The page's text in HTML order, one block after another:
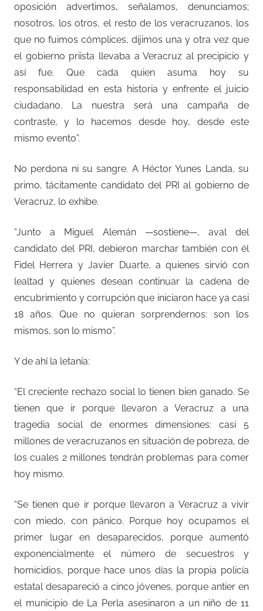
oposición advertimos, señalamos, denunciamos;
nosotros, los otros, el resto de los veracruzanos, los
que no fuimos cómplices, dijimos una y otra vez que
el gobierno priista llevaba a Veracruz al precipicio y
así fue. Que cada quien asuma hoy su
responsabilidad en esta historia y enfrente el juicio
ciudadano. La nuestra será una campaña de
contraste, y lo hacemos desde hoy, desde este
mismo evento”.
No perdona ni su sangre. A Héctor Yunes Landa, su
primo, tácitamente candidato del PRI al gobierno de
Veracruz, lo exhibe.
“Junto a Miguel Alemán —sostiene—, aval del
candidato del PRI, debieron marchar también con él
Fidel Herrera y Javier Duarte, a quienes sirvió con
lealtad y quienes desean continuar la cadena de
encubrimiento y corrupción que iniciaron hace ya casi
18 años. Que no quieran sorprendernos: son los
mismos, son lo mismo”.
Y de ahí la letanía:
“El creciente rechazo social lo tienen bien ganado. Se
tienen que ir porque llevaron a Veracruz a una
tragedia social de enormes dimensiones: casi 5
millones de veracruzanos en situación de pobreza, de
los cuales 2 millones tendrán problemas para comer
hoy mismo.
“Se tienen que ir porque llevaron a Veracruz a vivir
con miedo, con pánico. Porque hoy ocupamos el
primer lugar en desaparecidos, porque aumentó
exponencialmente el número de secuestros y
homicidios, porque hace unos días la propia policía
estatal desapareció a cinco jóvenes, porque antier en
el municipio de La Perla asesinaron a un niño de 11